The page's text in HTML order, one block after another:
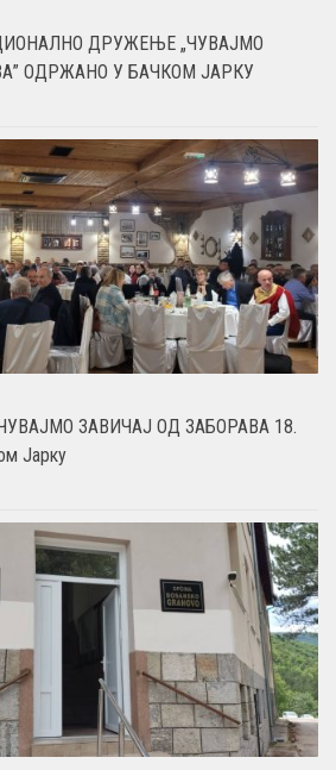
ДРУЖЕЊЕ „ЧУВАЈМО
ОДРЖАНО У БАЧКОМ ЈАРКУ
ЗАВИЧАЈ ОД ЗАБОРАВА 18.
Јарку